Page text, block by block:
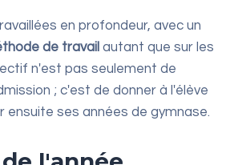
en profondeur, avec un
de travail autant que sur les
n'est pas seulement de
; c'est de donner à l'élève
ensuite ses années de gymnase.